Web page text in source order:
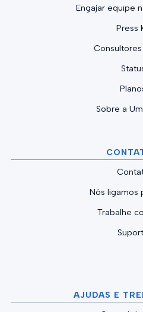
Engajar equipe
Press
Sobre a
Nós ligamos
Trabalhe
AJUDAS E